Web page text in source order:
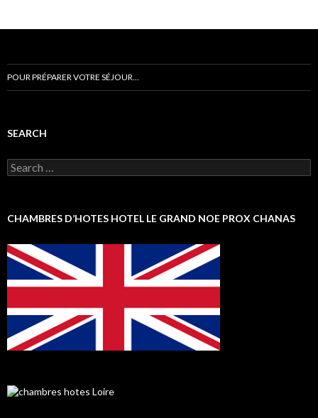
POUR PRÉPARER VOTRE SÉJOUR…
SEARCH
Search
for:
CHAMBRES D’HOTES HOTEL LE GRAND NOE PROX CHANAS